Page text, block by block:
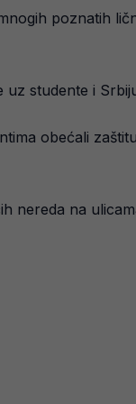
poznatih
studente i
obećali
nereda na